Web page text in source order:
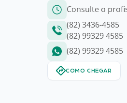
Consulte o
(82) 3436-4585
(82) 99329 4585
(82) 99329 4585
COMO CHEGAR